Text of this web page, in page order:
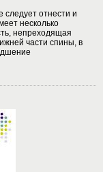
отнести и
несколько
непреходящая
части спины, в